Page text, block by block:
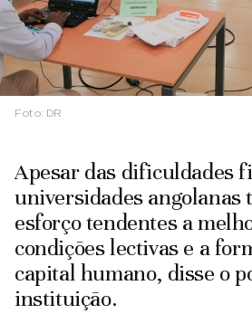
Foto: DR
Apesar das dificuldades
universidades angolanas
esforço tendentes a
condições lectivas e a
capital humano, disse o
instituição.